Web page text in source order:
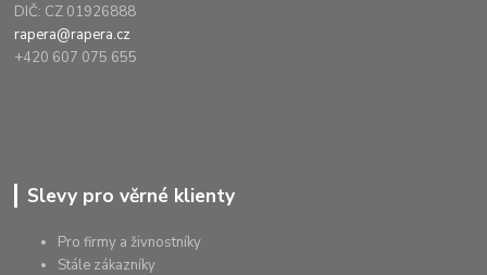
DIČ: CZ 01926888
rapera@rapera.cz
+420 607 075 655
Slevy pro věrné klienty
Pro firmy a živnostníky
Stále zákazníky